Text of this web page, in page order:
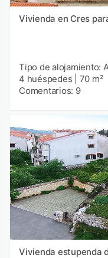
Vivienda en Cres
Tipo de alojamiento:
4 huéspedes
70 m²
Comentarios: 9
Vivienda estupenda